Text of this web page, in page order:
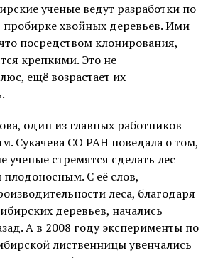
ученые ведут разработки по
хвойных деревьев. Ими
посредством клонирования,
крепкими. Это не
ещё возрастает их
один из главных работников
Сукачева СО РАН поведала о том,
ученые стремятся сделать лес
С её слов,
леса, благодаря
деревьев, начались
А в 2008 году эксперименты по
лиственницы увенчались